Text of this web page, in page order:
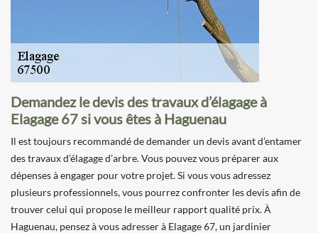
Demandez le devis des travaux d’élagage à
Elagage 67 si vous êtes à Haguenau
Il est toujours recommandé de demander un devis avant d’entamer
des travaux d’élagage d’arbre. Vous pouvez vous préparer aux
dépenses à engager pour votre projet. Si vous vous adressez
plusieurs professionnels, vous pourrez confronter les devis afin de
trouver celui qui propose le meilleur rapport qualité prix. À
Haguenau, pensez à vous adresser à Elagage 67, un jardinier